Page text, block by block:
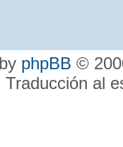
phpBB ©
Traducción al